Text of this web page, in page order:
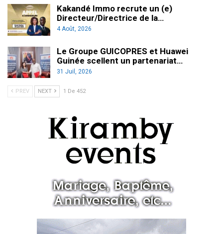
Kakandé Immo recrute un (e)
Directeur/Directrice de la…
4 Août, 2026
Le Groupe GUICOPRES et Huawei
Guinée scellent un partenariat…
31 Juil, 2026
PREV NEXT 1 De 452